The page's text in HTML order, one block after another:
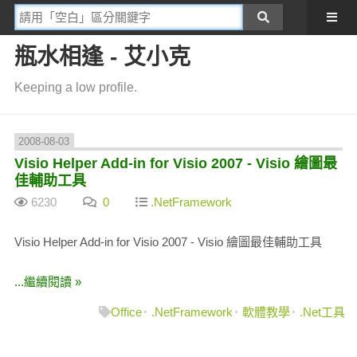
瓶水相逢 - 艾小克
Keeping a low profile.
2008-08-03
Visio Helper Add-in for Visio 2007 - Visio 繪圖最
佳輔助工具
6230 0 .NetFramework
Visio Helper Add-in for Visio 2007 - Visio 繪圖最佳輔助工具
...繼續閱讀 »
Office .NetFramework 軟體教學 .Net工具